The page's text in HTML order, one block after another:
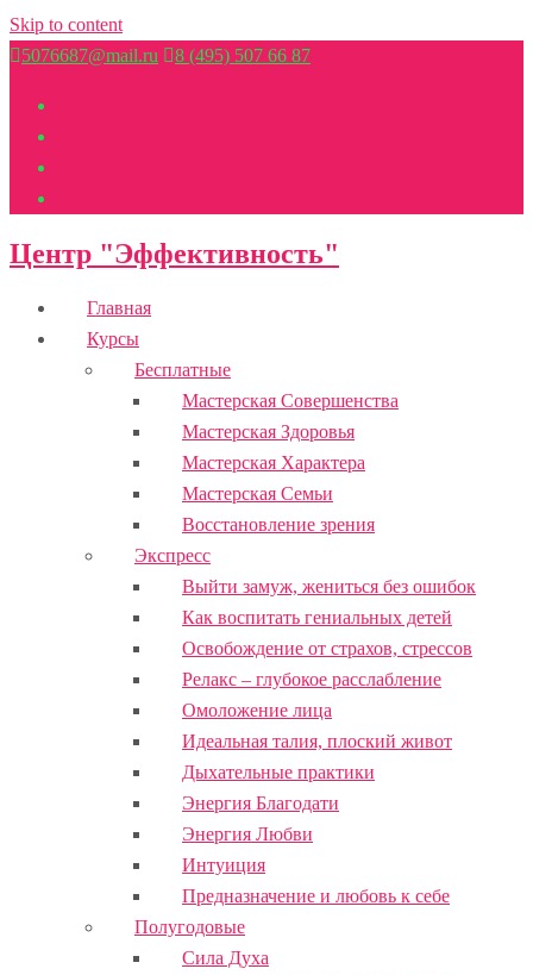
Skip to content
5076687@mail.ru
8 (495) 507 66 87
Центр "Эффективность"
Главная
Курсы
Бесплатные
Мастерская Совершенства
Мастерская Здоровья
Мастерская Характера
Мастерская Семьи
Восстановление зрения
Экспресс
Выйти замуж, жениться без ошибок
Как воспитать гениальных детей
Освобождение от страхов, стрессов
Релакс – глубокое расслабление
Омоложение лица
Идеальная талия, плоский живот
Дыхательные практики
Энергия Благодати
Энергия Любви
Интуиция
Предназначение и любовь к себе
Полугодовые
Сила Духа